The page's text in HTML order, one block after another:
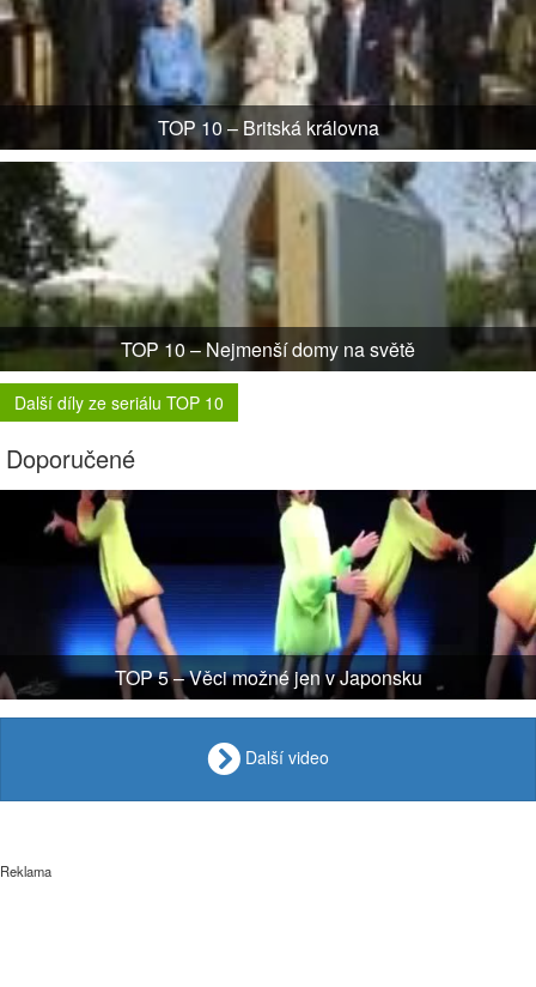
TOP 10 – Britská královna
TOP 10 – Nejmenší domy na světě
Další díly ze seriálu TOP 10
Doporučené
TOP 5 – Věci možné jen v Japonsku
Další video
Reklama